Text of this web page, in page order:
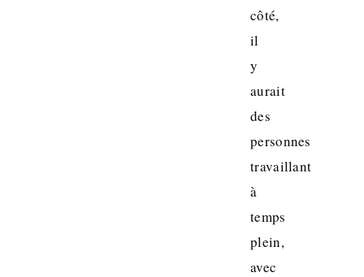
côté,
il
y
aurait
des
personnes
travaillant
à
temps
plein,
avec